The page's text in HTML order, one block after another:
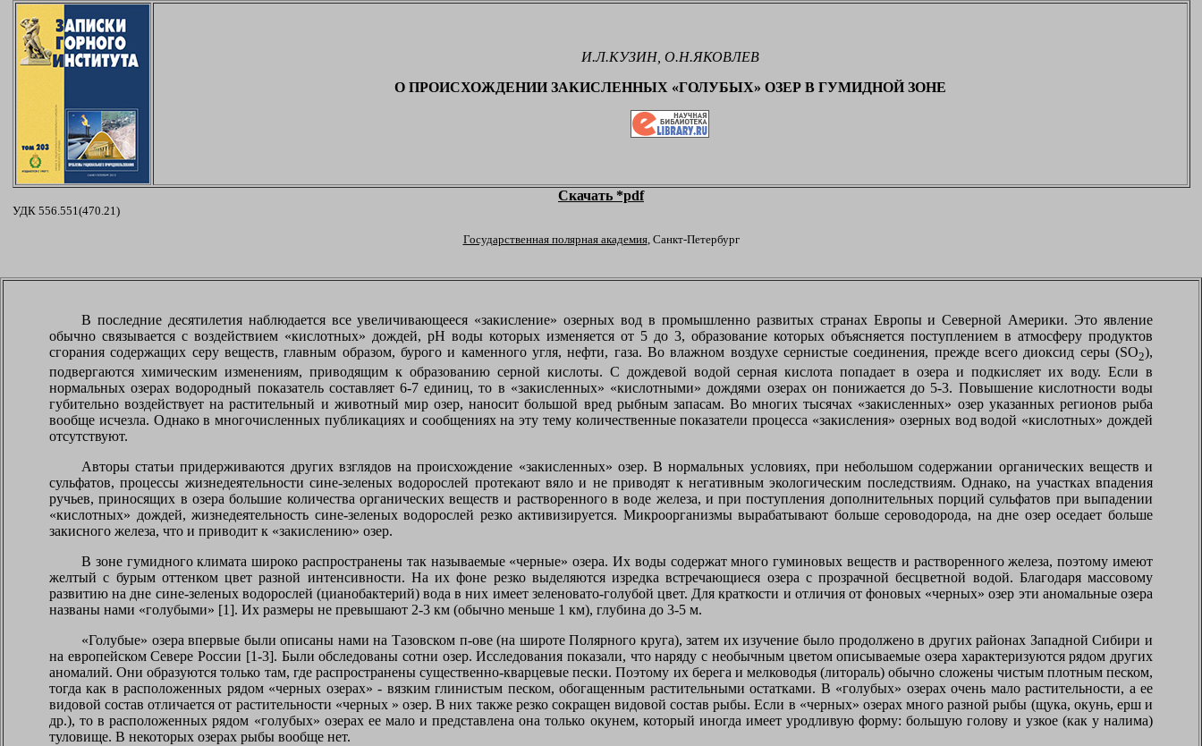
И.Л.КУЗИН, О.Н.ЯКОВЛЕВ
О ПРОИСХОЖДЕНИИ ЗАКИСЛЕННЫХ «ГОЛУБЫХ» ОЗЕР В ГУМИДНОЙ ЗОНЕ
Скачать *pdf
УДК 556.551(470.21)
Государственная полярная академия, Санкт-Петербург
В последние десятилетия наблюдается все увеличивающееся «закисление» озерных вод в промышленно развитых странах Европы и Северной Америки. Это явление
обычно связывается с воздействием «кислотных» дождей, рН воды которых изменяется от 5 до 3, образование которых объясняется поступлением в атмосферу продуктов
сгорания содержащих серу веществ, главным образом, бурого и каменного угля, нефти, газа. Во влажном воздухе сернистые соединения, прежде всего диоксид серы (SO2),
подвергаются химическим изменениям, приводящим к образованию серной кислоты. С дождевой водой серная кислота попадает в озера и подкисляет их воду. Если в
нормальных озерах водородный показатель составляет 6-7 единиц, то в «закисленных» «кислотными» дождями озерах он понижается до 5-3. Повышение кислотности воды
губительно воздействует на растительный и животный мир озер, наносит большой вред рыбным запасам. Во многих тысячах «закисленных» озер указанных регионов рыба
вообще исчезла. Однако в многочисленных публикациях и сообщениях на эту тему количественные показатели процесса «закисления» озерных вод водой «кислотных» дождей
отсутствуют.
Авторы статьи придерживаются других взглядов на происхождение «закисленных» озер. В нормальных условиях, при небольшом содержании органических веществ и
сульфатов, процессы жизнедеятельности сине-зеленых водорослей протекают вяло и не приводят к негативным экологическим последствиям. Однако, на участках впадения
ручьев, приносящих в озера большие количества органических веществ и растворенного в воде железа, и при поступления дополнительных порций сульфатов при выпадении
«кислотных» дождей, жизнедеятельность сине-зеленых водорослей резко активизируется. Микроорганизмы вырабатывают больше сероводорода, на дне озер оседает больше
закисного железа, что и приводит к «закислению» озер.
В зоне гумидного климата широко распространены так называемые «черные» озера. Их воды содержат много гуминовых веществ и растворенного железа, поэтому имеют
желтый с бурым оттенком цвет разной интенсивности. На их фоне резко выделяются изредка встречающиеся озера с прозрачной бесцветной водой. Благодаря массовому
развитию на дне сине-зеленых водорослей (цианобактерий) вода в них имеет зеленовато-голубой цвет. Для краткости и отличия от фоновых «черных» озер эти аномальные озера
названы нами «голубыми» [1]. Их размеры не превышают 2-3 км (обычно меньше 1 км), глубина до 3-5 м.
«Голубые» озера впервые были описаны нами на Тазовском п-ове (на широте Полярного круга), затем их изучение было продолжено в других районах Западной Сибири и
на европейском Севере России [1-3]. Были обследованы сотни озер. Исследования показали, что наряду с необычным цветом описываемые озера характеризуются рядом других
аномалий. Они образуются только там, где распространены существенно-кварцевые пески. Поэтому их берега и мелководья (литораль) обычно сложены чистым плотным песком,
тогда как в расположенных рядом «черных озерах» - вязким глинистым песком, обогащенным растительными остатками. В «голубых» озерах очень мало растительности, а ее
видовой состав отличается от растительности «черных » озер. В них также резко сокращен видовой состав рыбы. Если в «черных» озерах много разной рыбы (щука, окунь, ерш и
др.), то в расположенных рядом «голубых» озерах ее мало и представлена она только окунем, который иногда имеет уродливую форму: большую голову и узкое (как у налима)
туловище. В некоторых озерах рыбы вообще нет.